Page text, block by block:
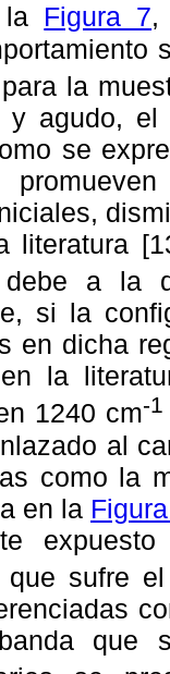
Figura 7,
la
y agudo,
se
literatura
a la
si la
en dicha
la
1240 cm-1
al
como la
en la
que sufre
que